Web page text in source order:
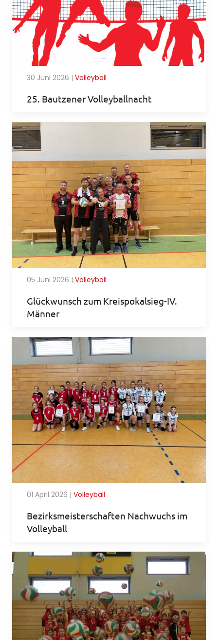
30 Juni 2026 | Volleyball
25. Bautzener Volleyballnacht
05 Juni 2026 | Volleyball
Glückwunsch zum Kreispokalsieg-IV.
Männer
01 April 2026 | Volleyball
Bezirksmeisterschaften Nachwuchs im
Volleyball